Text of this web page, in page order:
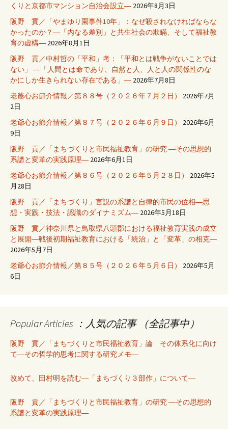
くりと京都市マンション自治会設立― 2026年8月3日
阪野 貢／「やまゆり園事件10年」：なぜ殺されなければならな
かったのか？―「内なる差別」と共生社会の欺瞞、そして福祉教
育の虚構― 2026年8月1日
阪野 貢／中村哲の「平和」考：「平和とは戦争がないことでは
ない」 ―「人間とは命であり、自然と人、人と人の関係性のな
かにしか生きられない存在である」― 2026年7月8日
老爺心お節介情報／第８８号（２０２６年７月２日）
2026年7月
2日
老爺心お節介情報／第８７号（２０２６年６月９日）
2026年6月
9日
阪野 貢／「まちづくりと市民福祉教育」の研究 ―その思想的
系譜と変革の実践原理― 2026年6月1日
老爺心お節介情報／第８６号（２０２６年５月２８日）
2026年5
月28日
阪野 貢／「まちづくり」言説の系譜と自律的市民の位相―思
想・実践・技法・認識のダイナミズム― 2026年5月18日
阪野 貢／神奈川県と鳥取県八頭郡における福祉教育実践の成立
と展開―戦後初期福祉教育における「統治」と「変革」の相克―
2026年5月7日
老爺心お節介情報／第８５号（２０２６年５月６日）
2026年5月
6日
Popular Articles ：人気の記事 （全記事中）
阪野 貢／「まちづくりと市民福祉教育」論 その体系化に向け
て―その哲学的思考に関する研究メモ―
改めて、田村明を読む―「まちづくり３部作」について―
阪野 貢／「まちづくりと市民福祉教育」の研究 ―その思想的
系譜と変革の実践原理―